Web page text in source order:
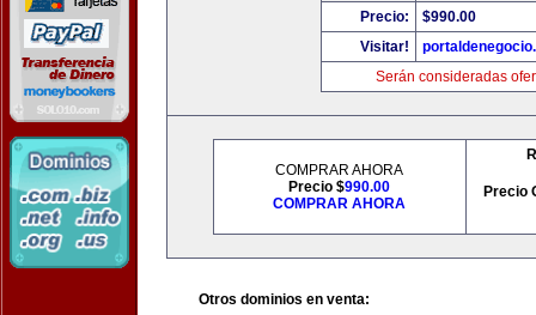
Precio:
$990.00
Visitar!
Serán consideradas
COMPRAR AHORA
Precio $990.00
COMPRAR AHORA
Precio
Otros dominios en venta: